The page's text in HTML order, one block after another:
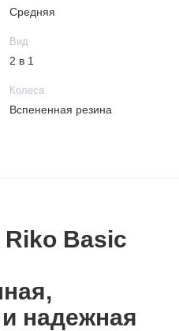
Средняя
Вид
2 в 1
Колеса
Вспененная резина
Riko Basic
надежная